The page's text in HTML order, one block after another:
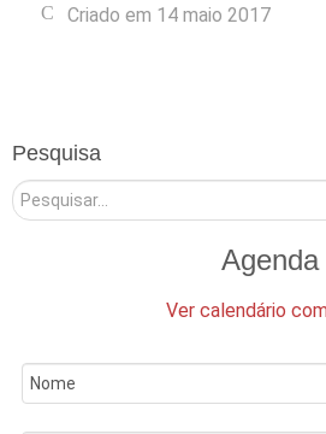
Pesquisa
Pesquisar
Agenda
Ver calendário
Criado em 14 maio 2017